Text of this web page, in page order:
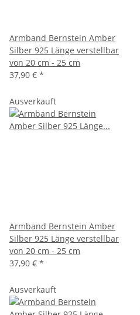
Armband Bernstein Amber
Silber 925 Länge verstellbar
von 20 cm - 25 cm
37,90 € *
Ausverkauft
Armband Bernstein Amber
Silber 925 Länge verstellbar
von 20 cm - 25 cm
37,90 € *
Ausverkauft